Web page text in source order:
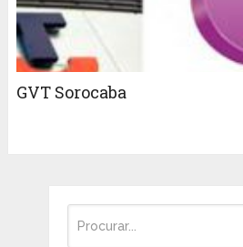
GVT Sorocaba